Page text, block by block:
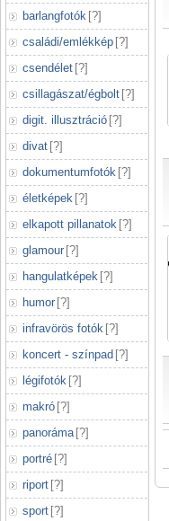
barlangfotók [?]
családi/emlékkép [?]
csendélet [?]
csillagászat/égbolt [?]
digit. illusztráció [?]
divat [?]
dokumentumfotók [?]
életképek [?]
elkapott pillanatok [?]
glamour [?]
hangulatképek [?]
humor [?]
infravörös fotók [?]
koncert - színpad [?]
légifotók [?]
makró [?]
panoráma [?]
portré [?]
riport [?]
sport [?]